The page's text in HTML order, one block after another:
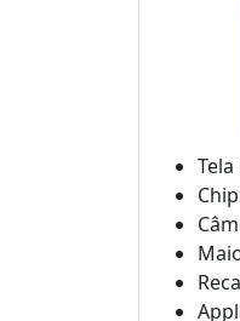
Tela